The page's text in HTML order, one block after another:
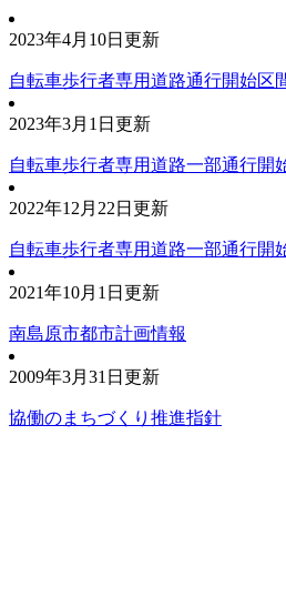
2023年4月10日更新
自転車歩行者専用道路通行開始区
2023年3月1日更新
自転車歩行者専用道路一部通行開
2022年12月22日更新
自転車歩行者専用道路一部通行開
2021年10月1日更新
南島原市都市計画情報
2009年3月31日更新
協働のまちづくり推進指針